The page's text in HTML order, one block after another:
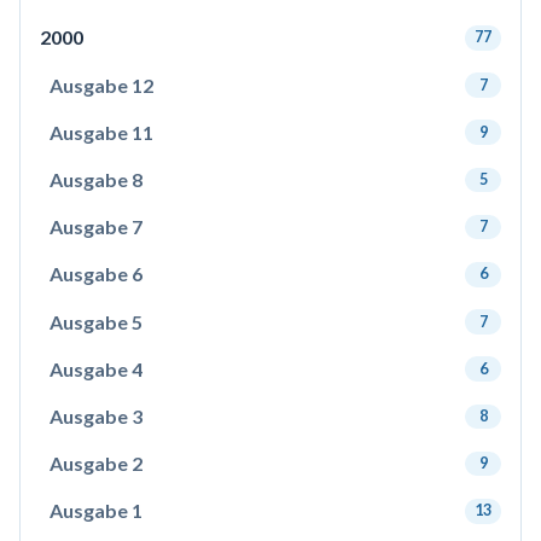
2000 77
Ausgabe 12 7
Ausgabe 11 9
Ausgabe 8 5
Ausgabe 7 7
Ausgabe 6 6
Ausgabe 5 7
Ausgabe 4 6
Ausgabe 3 8
Ausgabe 2 9
Ausgabe 1 13